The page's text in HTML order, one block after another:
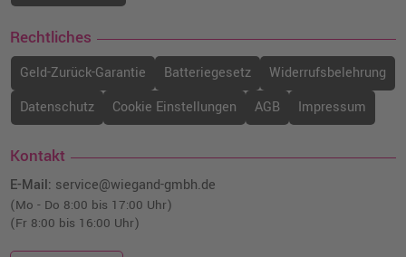
Rechtliches
Geld-Zurück-Garantie Batteriegesetz
Widerrufsbelehrung
Datenschutz
Cookie Einstellungen AGB Impressum
Kontakt
E-Mail: service@wiegand-gmbh.de
(Mo - Do 8:00 bis 17:00 Uhr)
(Fr 8:00 bis 16:00 Uhr)